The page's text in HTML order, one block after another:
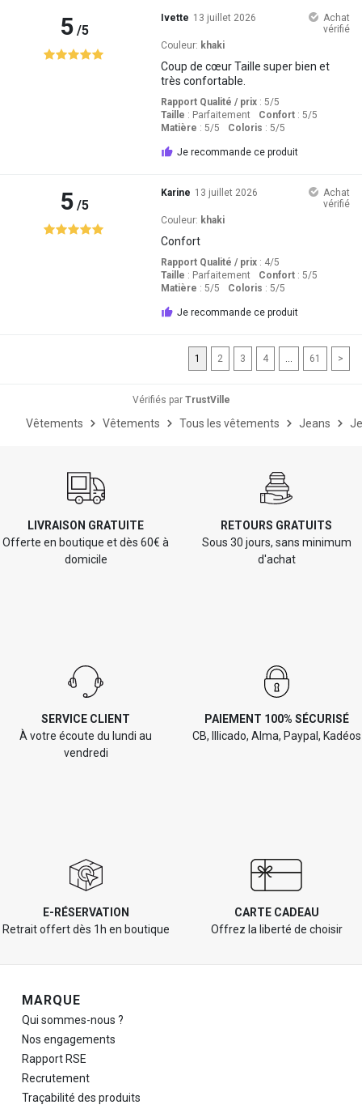
5/5
Ivette 13 juillet 2026
Achat
vérifié
Couleur: khaki
Coup de cœur Taille super bien et
très confortable.
Rapport Qualité / prix: 5/5
Taille : Parfaitement Confort: 5/5
Matière : 5/5 Coloris : 5/5
Je recommande ce produit
5/5
Karine 13 juillet 2026
Achat
vérifié
Couleur: khaki
Confort
Rapport Qualité / prix: 4/5
Taille : Parfaitement Confort: 5/5
Matière : 5/5 Coloris : 5/5
Je recommande ce produit
1 2 3 4 61 >
Vérifiés par TrustVille
Vêtements Vêtements Tous les vêtements Jeans
LIVRAISON GRATUITE
Offerte en boutique et dès 60€ à
domicile
RETOURS GRATUITS
Sous 30 jours, sans minimum
d'achat
SERVICE CLIENT
À votre écoute du lundi au
vendredi
PAIEMENT 100% SÉCURISÉ
CB, Illicado, Alma, Paypal, Kadéos
E-RÉSERVATION
Retrait offert dès 1h en boutique
CARTE CADEAU
Offrez la liberté de choisir
Navigation de pied de page
MARQUE
Qui sommes-nous ?
Nos engagements
Rapport RSE
Recrutement
Traçabilité des produits